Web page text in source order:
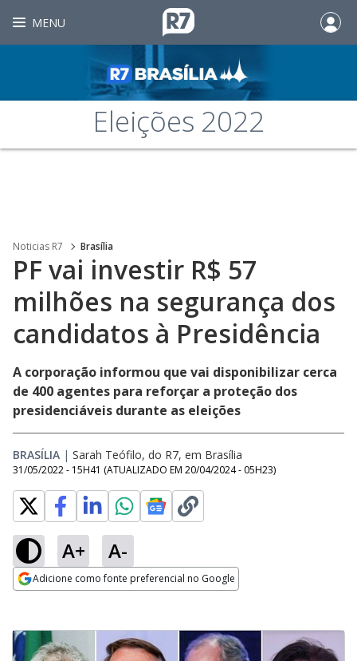
MENU
Eleições 2022
Noticias R7 Brasília
PF vai investir R$ 57
milhões na segurança dos
candidatos à Presidência
A corporação informou que vai disponibilizar cerca
de 400 agentes para reforçar a proteção dos
presidenciáveis durante as eleições
BRASÍLIA | Sarah Teófilo, do R7, em Brasília
31/05/2022 - 15H41 (ATUALIZADO EM 20/04/2024 - 05H23)
A+ A-
Adicione como fonte preferencial no Google